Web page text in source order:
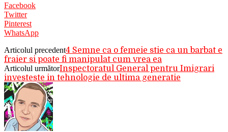
Facebook
Twitter
Pinterest
WhatsApp
Articolul precedent4 Semne ca o femeie stie ca un barbat e
fraier si poate fi manipulat cum vrea ea
Articolul următorInspectoratul General pentru Imigrari
investeste in tehnologie de ultima generatie